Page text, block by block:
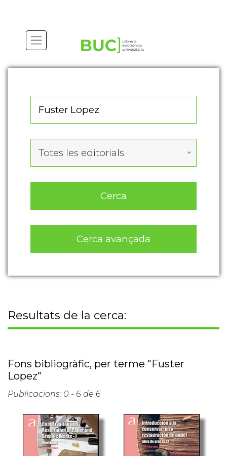
Totes les editorials
Cerca
Cerca avançada
Resultats de la cerca:
Fons bibliogràfic, per terme "Fuster
Lopez"
Publicacions: 0 - 6 de 6